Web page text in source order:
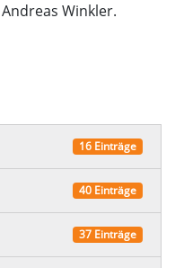
Winkler.
16 Einträge
40 Einträge
37 Einträge